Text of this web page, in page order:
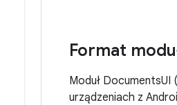
Format
Moduł DocumentsUI (
urządzeniach z